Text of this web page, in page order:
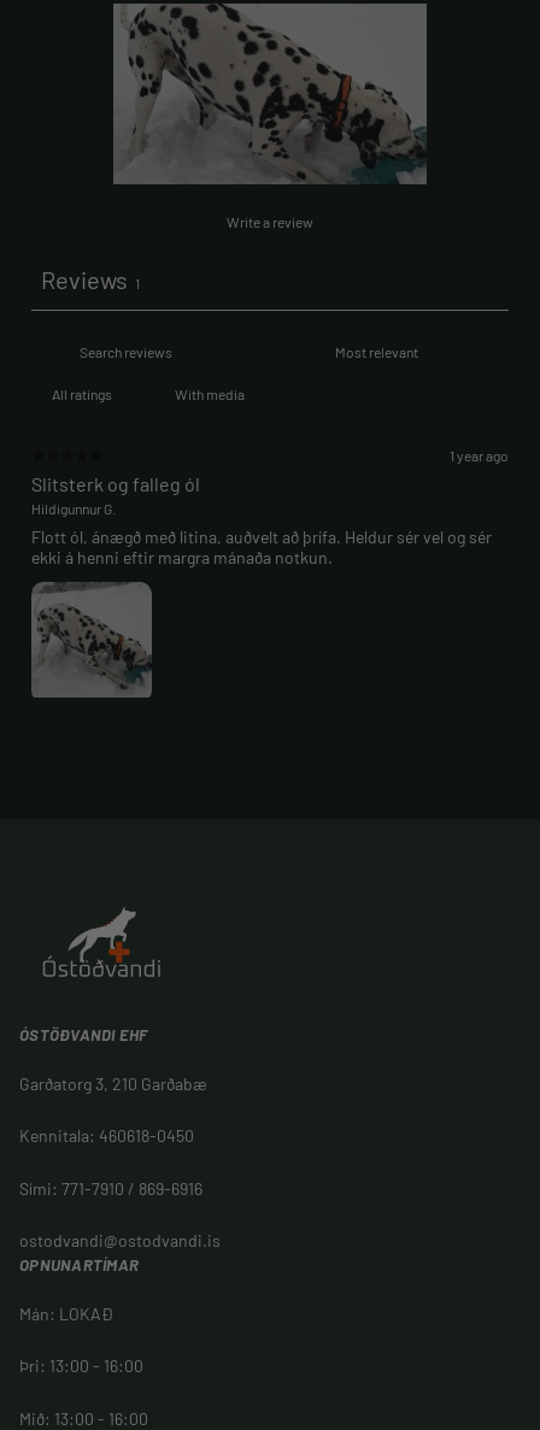
Write a review
Reviews 1
With media
1 year ago
Slitsterk og falleg ól
Hildigunnur G.
Flott ól, ánægð með litina, auðvelt að þrífa. Heldur sér vel og sér
ekki á henni eftir margra mánaða notkun.
ÓSTÖÐVANDI EHF
Garðatorg 3, 210 Garðabæ
Kennitala: 460618-0450
Sími: 771-7910 / 869-6916
ostodvandi@ostodvandi.is
OPNUNARTÍMAR
Mán: LOKAÐ
Þri: 13:00 - 16:00
Mið: 13:00 - 16:00